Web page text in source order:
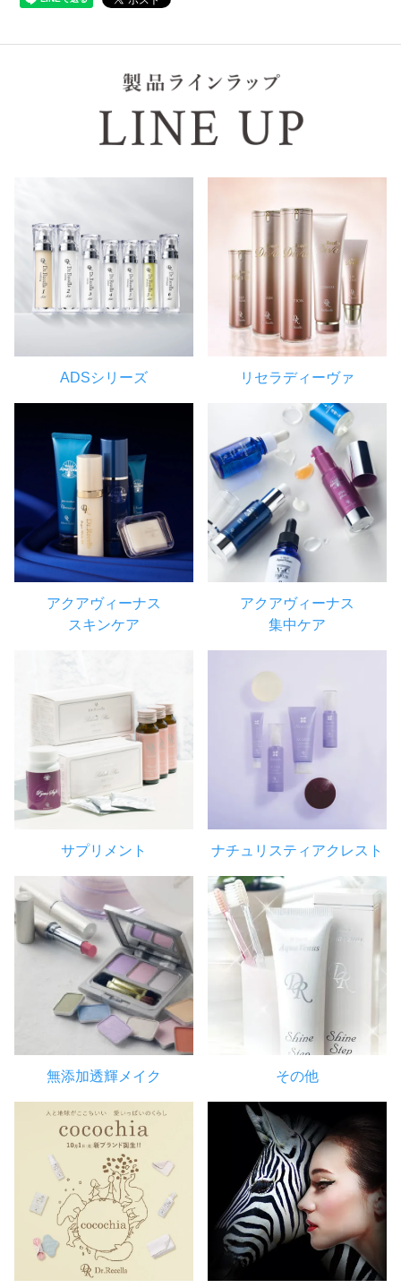
ADSシリーズ リセラディーヴァ
アクアヴィーナス
スキンケア
アクアヴィーナス
集中ケア
サプリメント ナチュリスティアクレスト
無添加透輝メイク その他